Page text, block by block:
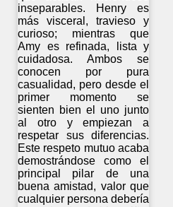
inseparables. Henry es
más visceral, travieso y
curioso; mientras que
Amy es refinada, lista y
cuidadosa. Ambos se
conocen por pura
casualidad, pero desde el
primer momento se
sienten bien el uno junto
al otro y empiezan a
respetar sus diferencias.
Este respeto mutuo acaba
demostrándose como el
principal pilar de una
buena amistad, valor que
cualquier persona debería